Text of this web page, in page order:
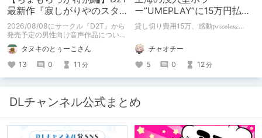
最新作『寂しがりやのスタ
ーダストと触れあって』制
作陣にインタビュー！🎤
2026/08/08にサークル『D2T』から
発売予定の男性向け音声作品について
逆神ラニさんと不束こけしさんにお話
聞いちゃいました！夏コミに関する告
知もあります！
タヌキのとぅーこさん
13
0 11 分
ー”UMEPLAY”に15万円払っ
たら、2作品とも号泣した※
貸し切り費用15万、感動𝓹𝓻𝓲𝓬𝓮𝓵𝓮𝓼𝓼....
チャオチー
5
0 12分
DLチャンネル公式まとめ